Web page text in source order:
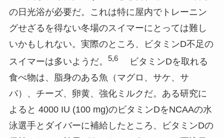
の日光浴が必要だ。これは特に屋内でトレーニン
グせざるを得ない冬場のスイマーにとっては難し
いかもしれない。実際のところ、ビタミンD不足の
スイマーは多いようだ。 5,6ビタミンDを取れる
食べ物は、脂身のある魚（マグロ、サケ、サ
バ）、チーズ、卵黄、強化ミルクだ。ある研究に
よると 4000 IU (100 mg)のビタミンDをNCAAの水
泳選手とダイバーに補給したところ、ビタミンDの